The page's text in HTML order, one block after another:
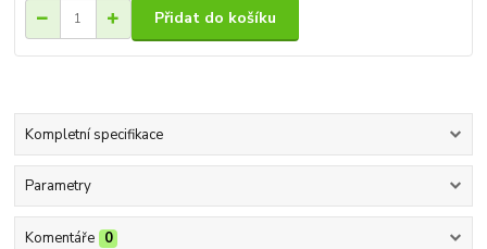
Přidat do košíku
Kompletní specifikace
Parametry
Komentáře 0